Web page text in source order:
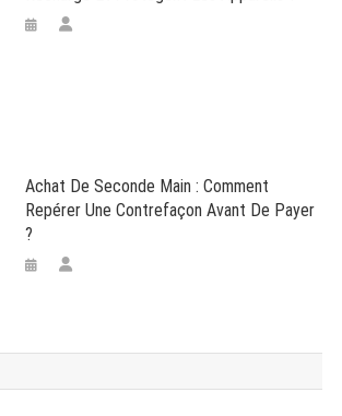
Achat De Seconde Main : Comment
Repérer Une Contrefaçon Avant De Payer
?